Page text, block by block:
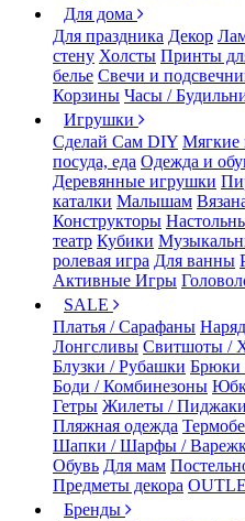
Для дома
Для праздника Декор
стену Холсты Принты
белье Свечи и
Корзины Часы /
Игрушки
Сделай Сам DIY Мягкие
посуда, еда Одежда и
Деревянные игрушки
каталки Малышам
Конструкторы
театр Кубики
ролевая игра Для ванны
Активные Игры
SALE
Платья / Сарафаны
Лонгсливы Свитшоты /
Блузки / Рубашки Брюки
Боди / Комбинезоны
Гетры Жилеты / Пиджаки
Пляжная одежда
Шапки / Шарфы /
Обувь Для мам
Предметы декора
Бренды